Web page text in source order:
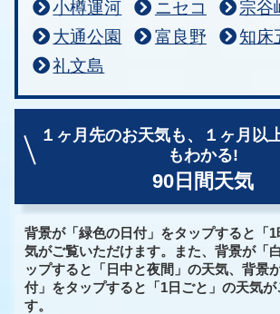
小樽運河
ニセコ
宗谷
大通公園
富良野
知床
礼文島
１ヶ月先のお天気も、
１ヶ月以
もわかる!
90日間天気
背景が「緑色の日付」をタップすると「
気がご覧いただけます。また、背景が「
ップすると「日中と夜間」の天気、背景
付」をタップすると「1日ごと」の天気が
す。